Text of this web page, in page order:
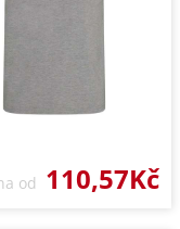
od 110,57Kč